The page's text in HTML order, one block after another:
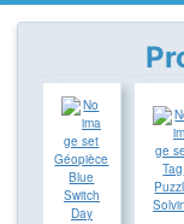
Géopièce
Blue
Switch
Day
Tag